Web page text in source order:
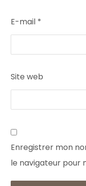
E-mail *
Site web
Enregistrer mon
le navigateur pour